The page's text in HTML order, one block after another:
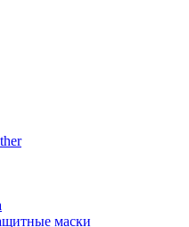
маски